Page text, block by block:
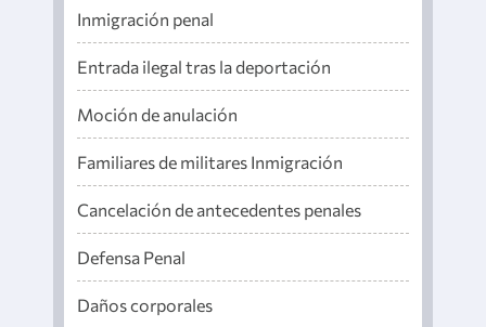
Inmigración penal
Entrada ilegal tras la deportación
Moción de anulación
Familiares de militares Inmigración
Cancelación de antecedentes penales
Defensa Penal
Daños corporales